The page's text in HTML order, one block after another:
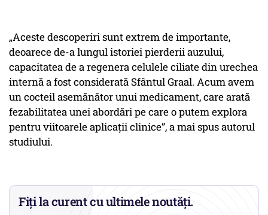
„Aceste descoperiri sunt extrem de importante,
deoarece de-a lungul istoriei pierderii auzului,
capacitatea de a regenera celulele ciliate din urechea
internă a fost considerată Sfântul Graal. Acum avem
un cocteil asemănător unui medicament, care arată
fezabilitatea unei abordări pe care o putem explora
pentru viitoarele aplicații clinice”, a mai spus autorul
studiului.
Fiți la curent cu ultimele noutăți.